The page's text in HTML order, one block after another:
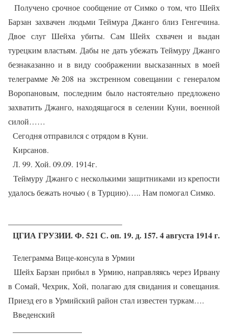
Получено срочное сообщение от Симко о том, что Шейх
Барзан захвачен людьми Теймура Джанго близ Генгечина.
Двое слуг Шейха убиты. Сам Шейх схвачен и выдан
турецким властьям. Дабы не дать убежать Теймуру Джанго
безнаказанно и в виду соображении высказанных в моей
телеграмме №208 на экстренном совещании с генералом
Воропановым, последним было настоятельно предложено
захватить Джанго, находящагося в селении Куни, военной
силой……
Сегодня отправился с отрядом в Куни.
Кирсанов.
Л. 99. Хой. 09.09. 1914г.
Теймуру Джанго с несколькими защитниками из крепости
удалось бежать ночью ( в Турцию)….. Нам помогал Симко.
ЦГИА ГРУЗИИ. Ф. 521 С. оп. 19. д. 157. 4 августа 1914 г.
Телеграмма Вице-консула в Урмии
Шейх Барзан прибыл в Урмию, направляясь через Ирвану
в Сомай, Чехрик, Хой, полагаю для свидания и совещания.
Приезд его в Урмийский район стал известен туркам….
Введенский